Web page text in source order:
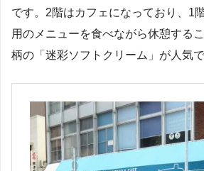
です。2階はカフェになっており、1
用のメニューを食べながら休憩する
柄の「迷彩ソフトクリーム」が人気で